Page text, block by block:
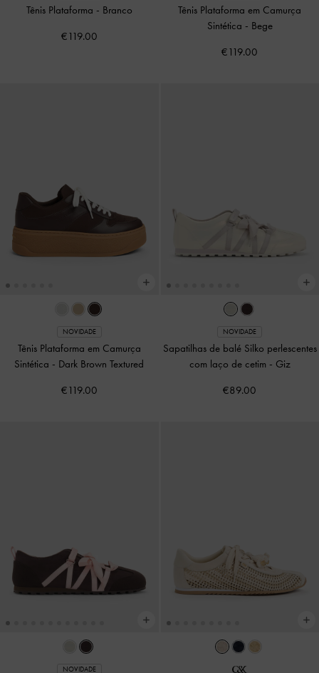
Tênis Plataforma - Branco
€119.00
Tênis Plataforma em Camurça
Sintética - Bege
€119.00
NOVIDADE
Tênis Plataforma em Camurça
Sintética - Dark Brown Textured
€119.00
NOVIDADE
Sapatilhas de balé Silko perlescentes
com laço de cetim - Giz
€89.00
NOVIDADE